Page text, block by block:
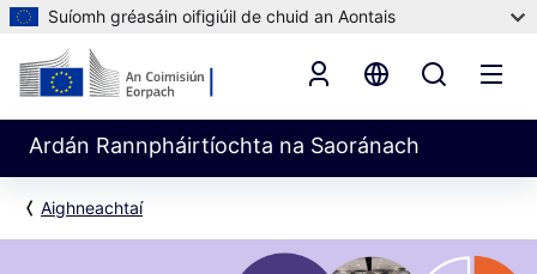
Suíomh gréasáin oifigiúil de chuid an Aontais
Ardán Rannpháirtíochta na Saoránach
Aighneachtaí